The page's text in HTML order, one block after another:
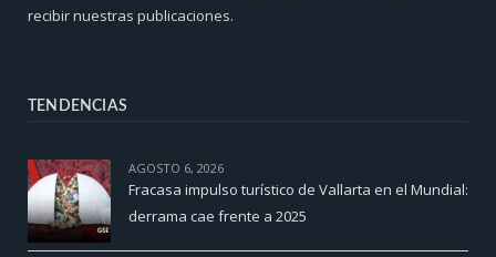
recibir nuestras publicaciones.
TENDENCIAS
AGOSTO 6, 2026
Fracasa impulso turístico de Vallarta en el Mundial:
derrama cae frente a 2025